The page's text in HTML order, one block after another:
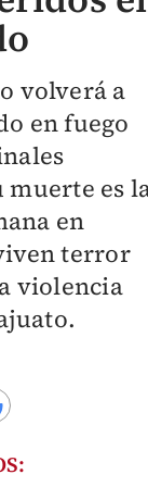
volverá a
en fuego
muerte es
en
terror
violencia